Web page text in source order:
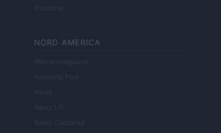
Encocina
NORD AMERICA
Womanmagazine
Investing Plus
Newz
Newz US
Newz California